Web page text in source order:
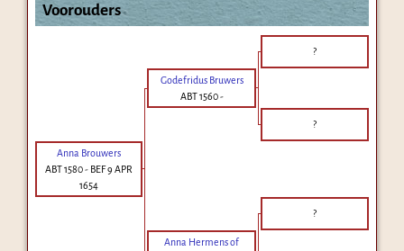
Voorouders
?
Godefridus Bruwers
ABT 1560-
?
Anna Brouwers
ABT 1580- BEF 9 APR
1654
?
Anna Hermens of